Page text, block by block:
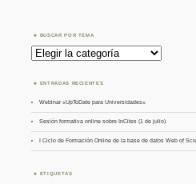
BUSCAR POR TEMA
Buscar
por
Tema
ENTRADAS RECIENTES
Webinar «UpToDate para Universidades»
Sesión formativa online sobre InCites (1 de julio)
I Ciclo de Formación Online de la base de datos Web of
ETIQUETAS